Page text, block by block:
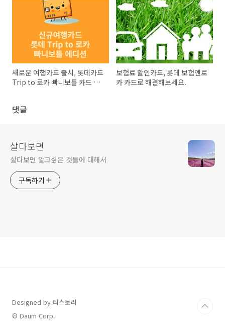
새로운 여행카드 출시, 롯데카드
Trip to 로카 빠니보틀 카드 에
보험료 할인카드, 롯데 보험엔로
카 카드로 해결해보세요.
댓글
살다보면
살다보면 알고싶은 것들에 대해서
구독하기
Designed by 티스토리
© Daum Corp.